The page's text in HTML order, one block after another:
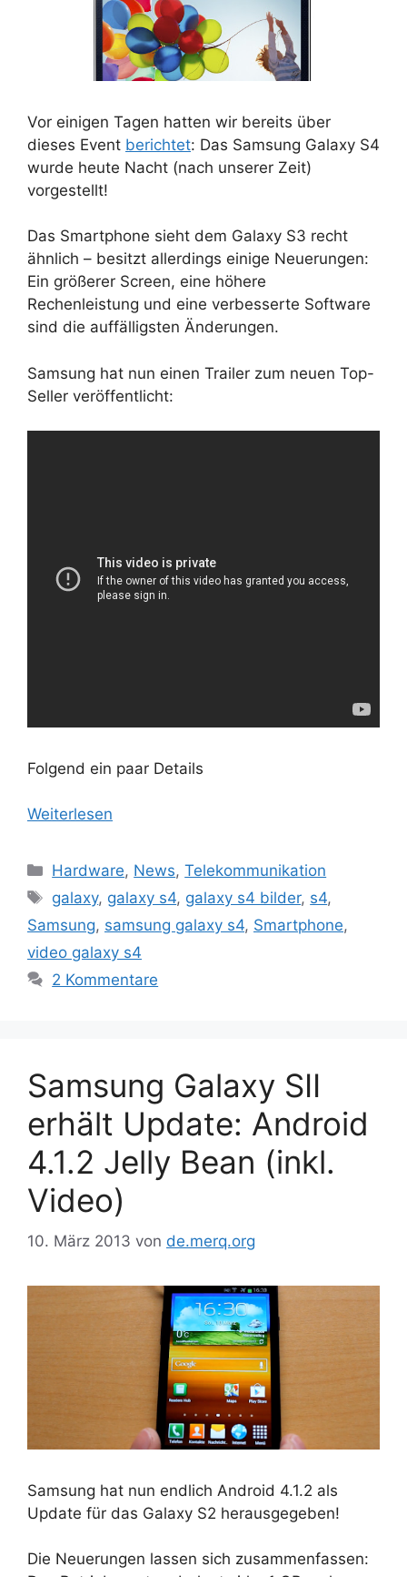
Vor einigen Tagen hatten wir bereits über
dieses Event berichtet: Das Samsung Galaxy S4
wurde heute Nacht (nach unserer Zeit)
vorgestellt!
Das Smartphone sieht dem Galaxy S3 recht
ähnlich – besitzt allerdings einige Neuerungen:
Ein größerer Screen, eine höhere
Rechenleistung und eine verbesserte Software
sind die auffälligsten Änderungen.
Samsung hat nun einen Trailer zum neuen Top-
Seller veröffentlicht:
Folgend ein paar Details
Weiterlesen
Kategorien
Hardware, News,Telekommunikation
Schlagwörter
galaxy, galaxy s4, galaxy s4 bilder, s4,
Samsung, samsung galaxy s4, Smartphone,
video galaxy s4
2 Kommentare
Samsung Galaxy SII
erhält Update: Android
4.1.2 Jelly Bean (inkl.
Video)
10. März 2013 von de.merq.org
Samsung hat nun endlich Android 4.1.2 als
Update für das Galaxy S2 herausgegeben!
Die Neuerungen lassen sich zusammenfassen: